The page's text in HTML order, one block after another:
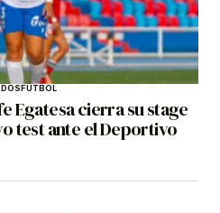
FÚTBOL
Egatesa cierra su stage
test ante el Deportivo